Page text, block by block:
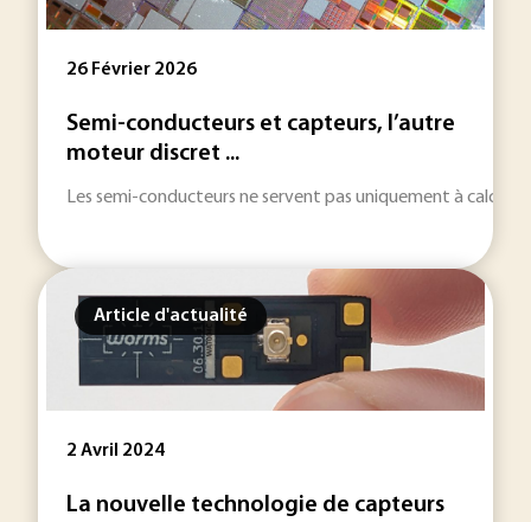
26 Février 2026
Semi-conducteurs et capteurs, l’autre
moteur discret ...
Les semi-conducteurs ne servent pas uniquement à
Article d'actualité
2 Avril 2024
La nouvelle technologie de capteurs